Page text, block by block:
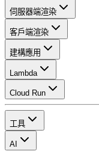
伺服器端渲染
客戶端渲染
建構應用
Lambda
Cloud Run
工具
AI